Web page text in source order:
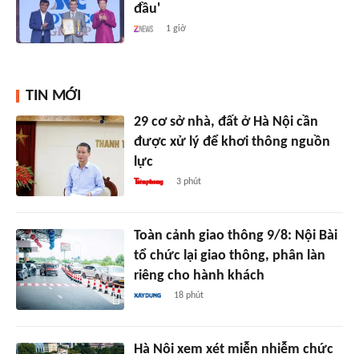
đầu'
1 giờ
TIN MỚI
29 cơ sở nhà, đất ở Hà Nội cần
được xử lý để khơi thông nguồn
lực
3 phút
Toàn cảnh giao thông 9/8: Nội Bài
tổ chức lại giao thông, phân làn
riêng cho hành khách
18 phút
Hà Nội xem xét miễn nhiễm chức